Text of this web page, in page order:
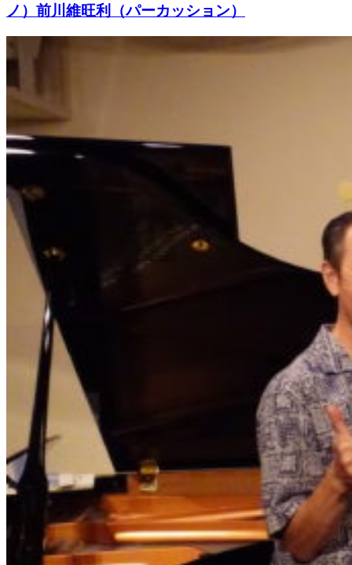
ノ）前川維旺利（パーカッション）